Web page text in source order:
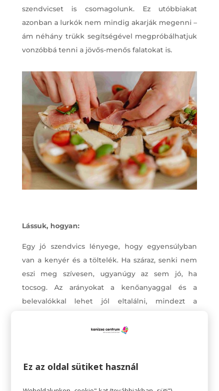
szendvicset is csomagolunk. Ez utóbbiakat
azonban a lurkók nem mindig akarják megenni –
ám néhány trükk segítségével megpróbálhatjuk
vonzóbbá tenni a jövős-menős falatokat is.
Lássuk, hogyan:
Egy jó szendvics lényege, hogy egyensúlyban
van a kenyér és a töltelék. Ha száraz, senki nem
eszi meg szívesen, ugyanúgy az sem jó, ha
tocsog. Az arányokat a kenőanyaggal és a
belevalókkal lehet jól eltalálni, mindezt a
Ha az ízeket már kitaláltunk, játsszunk a formával!
szemrevalónak. Lehet a szendvics háromszög
Ez az oldal sütiket használ